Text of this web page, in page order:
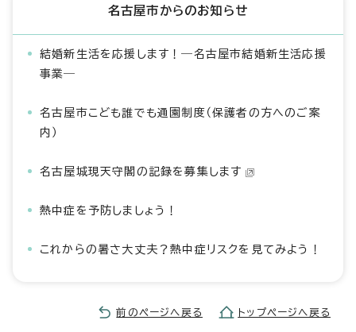
名古屋市からのお知らせ
結婚新生活を応援します！―名古屋市結婚新生活応援
事業―
名古屋市こども誰でも通園制度（保護者の方へのご案
内）
名古屋城現天守閣の記録を募集します
熱中症を予防しましょう！
これからの暑さ大丈夫？熱中症リスクを見てみよう！
前のページへ戻る トップページへ戻る